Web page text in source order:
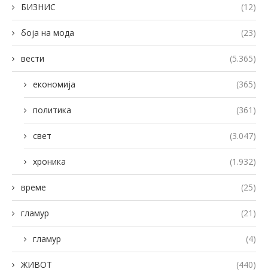
БИЗНИС (12)
боја на мода (23)
вести (5.365)
економија (365)
политика (361)
свет (3.047)
хроника (1.932)
време (25)
гламур (21)
гламур (4)
ЖИВОТ (440)